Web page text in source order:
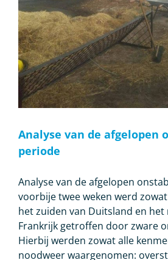
Analyse van de afgelopen
periode
Analyse van de afgelopen
voorbije twee weken werd
het zuiden van Duitsland en
Frankrijk getroffen door zware
Hierbij werden zowat alle
noodweer waargenomen: